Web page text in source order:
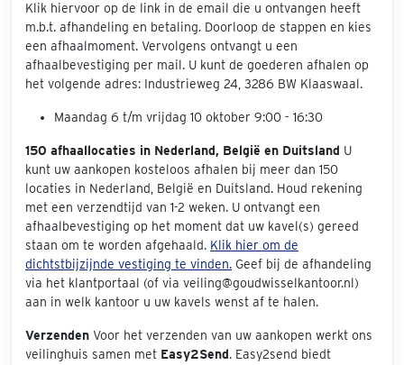
Klik hiervoor op de link in de email die u ontvangen heeft
m.b.t. afhandeling en betaling. Doorloop de stappen en kies
een afhaalmoment. Vervolgens ontvangt u een
afhaalbevestiging per mail. U kunt de goederen afhalen op
het volgende adres: Industrieweg 24, 3286 BW Klaaswaal.
Maandag 6 t/m vrijdag 10 oktober 9:00 - 16:30
150 afhaallocaties in Nederland, België en Duitsland U
kunt uw aankopen kosteloos afhalen bij meer dan 150
locaties in Nederland, België en Duitsland. Houd rekening
met een verzendtijd van 1-2 weken. U ontvangt een
afhaalbevestiging op het moment dat uw kavel(s) gereed
staan om te worden afgehaald. Klik hier om de
dichtstbijzijnde vestiging te vinden. Geef bij de afhandeling
via het klantportaal (of via veiling@goudwisselkantoor.nl)
aan in welk kantoor u uw kavels wenst af te halen.
Verzenden Voor het verzenden van uw aankopen werkt ons
veilinghuis samen met Easy2Send. Easy2send biedt